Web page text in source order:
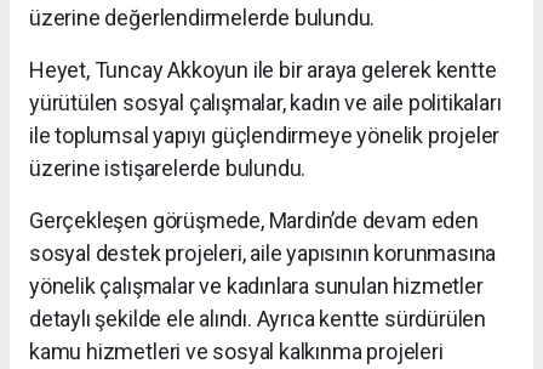
üzerine değerlendirmelerde bulundu.
Heyet, Tuncay Akkoyun ile bir araya gelerek kentte
yürütülen sosyal çalışmalar, kadın ve aile politikaları
ile toplumsal yapıyı güçlendirmeye yönelik projeler
üzerine istişarelerde bulundu.
Gerçekleşen görüşmede, Mardin’de devam eden
sosyal destek projeleri, aile yapısının korunmasına
yönelik çalışmalar ve kadınlara sunulan hizmetler
detaylı şekilde ele alındı. Ayrıca kentte sürdürülen
kamu hizmetleri ve sosyal kalkınma projeleri